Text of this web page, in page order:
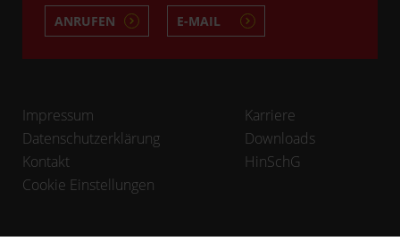
ANRUFEN E-MAIL
Impressum
Datenschutzerklärung
Kontakt
Karriere
Downloads
HinSchG
Cookie Einstellungen